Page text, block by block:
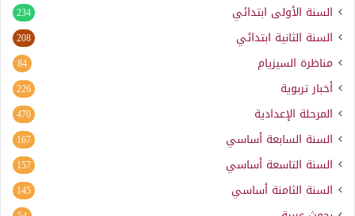
السنة الأولى ابتدائي 234
السنة الثانية ابتدائي 208
مناظرة السيزيام 84
أخبار تربوية 226
المرحلة الإعدادية 470
السنة السابعة أساسي 167
السنة التاسعة أساسي 157
السنة الثامنة أساسي 145